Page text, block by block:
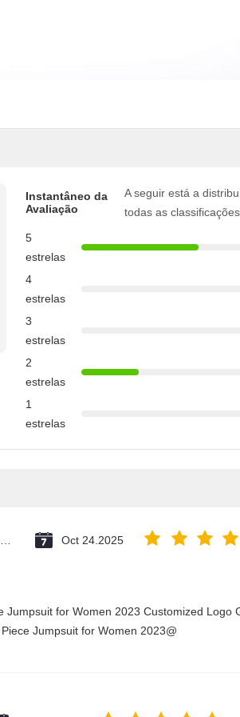
Instantâneo da
Avaliação
A seguir está a
todas as classificações
5
estrelas
4
estrelas
3
estrelas
2
estrelas
1
estrelas
Oct 24.2025
Jumpsuit for Women 2023 Customized Logo
Jumpsuit for Women 2023@